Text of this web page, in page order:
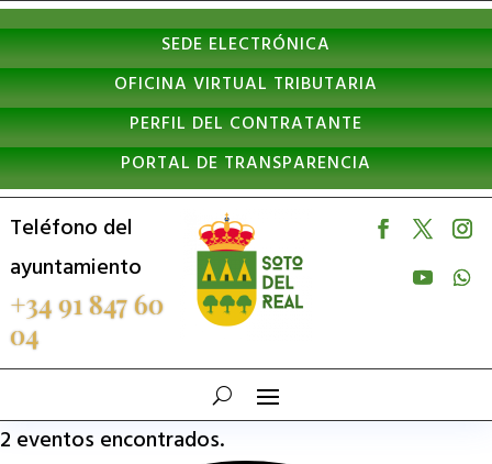
Nota:
este
sitio
web
incluye
un
sistema
de
accesibilidad.
SEDE ELECTRÓNICA
OFICINA VIRTUAL TRIBUTARIA
PERFIL DEL CONTRATANTE
PORTAL DE TRANSPARENCIA
Teléfono del
ayuntamiento
+34 91 847 60
04
2 eventos encontrados.